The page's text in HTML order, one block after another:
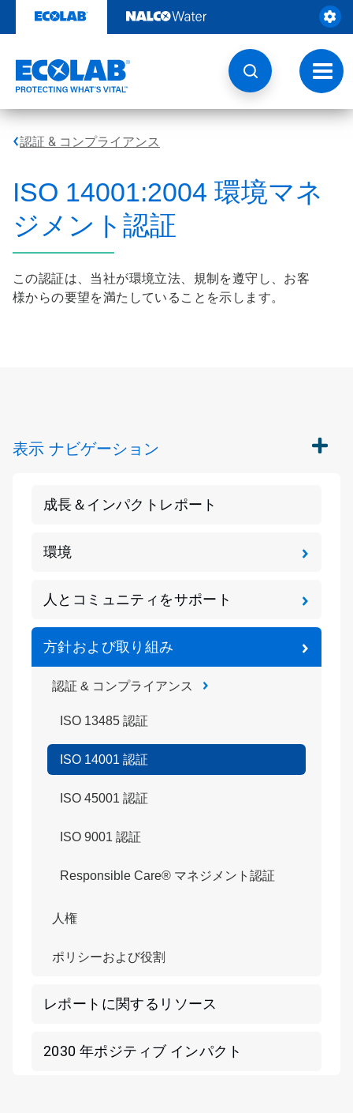
テ
る
ト
グ
ル
ナ
認証 & コンプライアンス
ISO 14001:2004 環境マネ
ジメント認証
この認証は、当社が環境立法、規制を遵守し、お客
様からの要望を満たしていることを示します。
表示 ナビゲーション
成長＆インパクトレポート
環境
人とコミュニティをサポート
方針および取り組み
認証 & コンプライアンス
ISO 13485 認証
ISO 14001 認証
ISO 45001 認証
ISO 9001 認証
Responsible Care® マネジメント認証
人権
ポリシーおよび役割
レポートに関するリソース
2030 年ポジティブ インパクト